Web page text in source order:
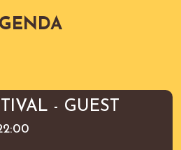
- GUEST